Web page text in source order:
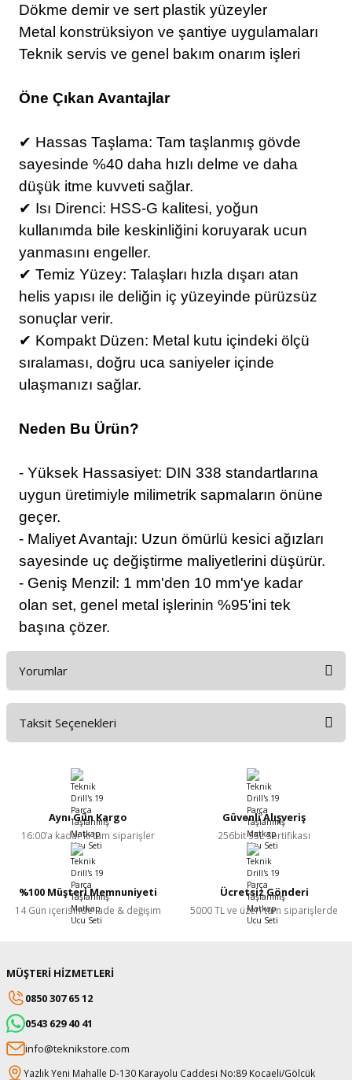
Dökme demir ve sert plastik yüzeyler
Metal konstrüksiyon ve şantiye uygulamaları
Teknik servis ve genel bakım onarım işleri
Öne Çıkan Avantajlar
✔ Hassas Taşlama: Tam taşlanmış gövde
sayesinde %40 daha hızlı delme ve daha
düşük itme kuvveti sağlar.
✔ Isı Direnci: HSS-G kalitesi, yoğun
kullanımda bile keskinliğini koruyarak ucun
yanmasını engeller.
✔ Temiz Yüzey: Talaşları hızla dışarı atan
helis yapısı ile deliğin iç yüzeyinde pürüzsüz
sonuçlar verir.
✔ Kompakt Düzen: Metal kutu içindeki ölçü
sıralaması, doğru uca saniyeler içinde
ulaşmanızı sağlar.
Neden Bu Ürün?
- Yüksek Hassasiyet: DIN 338 standartlarına
uygun üretimiyle milimetrik sapmaların önüne
geçer.
- Maliyet Avantajı: Uzun ömürlü kesici ağızları
sayesinde uç değiştirme maliyetlerini düşürür.
- Geniş Menzil: 1 mm'den 10 mm'ye kadar
olan set, genel metal işlerinin %95'ini tek
başına çözer.
Yorumlar
Taksit Seçenekleri
Aynı Gün Kargo
16:00’a kadar ki tüm siparişler
Güvenli Alışveriş
256bit SSL Sertifikası
%100 Müşteri Memnuniyeti
14 Gün içerisinde iade & değişim
Ücretsiz Gönderi
5000 TL ve üzeri tüm siparişlerde
MÜŞTERİ HİZMETLERİ
0850 307 65 12
0543 629 40 41
info@teknikstore.com
Yazlık Yeni Mahalle D-130 Karayolu Caddesi No:89 Kocaeli/Gölcük